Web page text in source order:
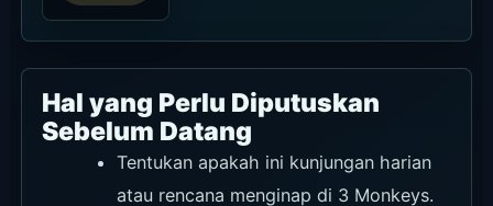
Hal yang Perlu Diputuskan
Sebelum Datang
Tentukan apakah ini kunjungan harian
atau rencana menginap di 3 Monkeys.